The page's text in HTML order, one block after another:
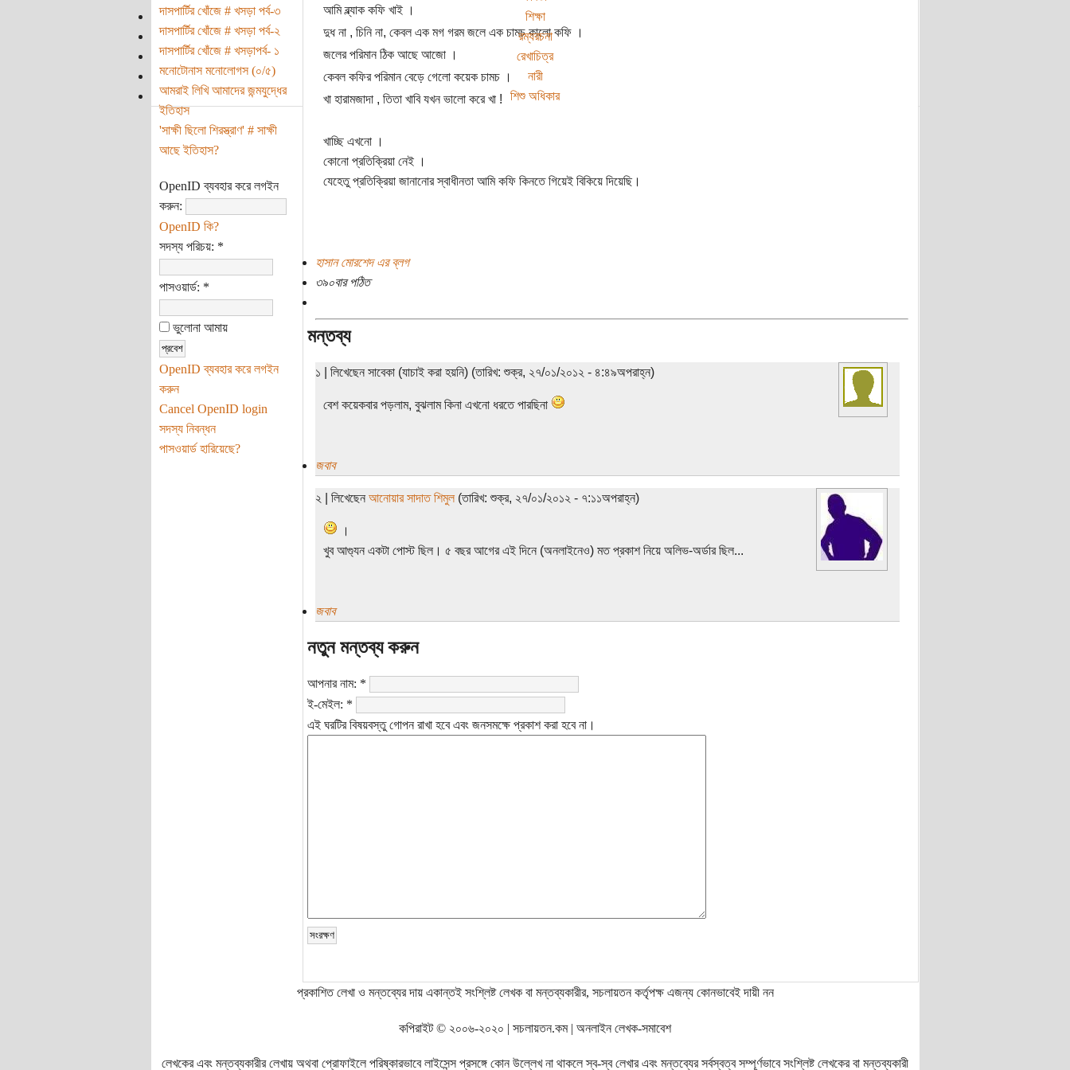
শিক্ষা
রম্যরচনা
রেখাচিত্র
নারী
শিশু অধিকার
দাসপার্টির খোঁজে # খসড়া পর্ব-৩
দাসপার্টির খোঁজে # খসড়া পর্ব-২
দাসপার্টির খোঁজে # খসড়াপর্ব- ১
মনোটোনাস মনোলোগস (০/৫)
আমরাই লিখি আমাদের জন্মযুদ্ধের
ইতিহাস
'সাক্ষী ছিলো শিরস্ত্রাণ' # সাক্ষী
আছে ইতিহাস?
OpenID ব্যবহার করে লগইন
করুন:
OpenID কি?
সদস্য পরিচয়: *
পাসওয়ার্ড: *
ভুলোনা আমায়
OpenID ব্যবহার করে লগইন
করুন
Cancel OpenID login
সদস্য নিবন্ধন
পাসওয়ার্ড হারিয়েছে?
আমি ব্ল্যাক কফি খাই ।
দুধ না , চিনি না, কেবল এক মগ গরম জলে এক চামচ কালো কফি ।
জলের পরিমান ঠিক আছে আজো ।
কেবল কফির পরিমান বেড়ে গেলো কয়েক চামচ ।
খা হারামজাদা , তিতা খাবি যখন ভালো করে খা !
খাচ্ছি এখনো ।
কোনো প্রতিক্রিয়া নেই ।
যেহেতু প্রতিক্রিয়া জানানোর স্বাধীনতা আমি কফি কিনতে গিয়েই বিকিয়ে দিয়েছি।
হাসান মোরশেদ এর ব্লগ
৩৯০বার পঠিত
মন্তব্য
১ | লিখেছেন সাবেকা (যাচাই করা হয়নি) (তারিখ: শুক্র, ২৭/০১/২০১২ - ৪:৪৯অপরাহ্ন)
বেশ কয়েকবার পড়লাম, বুঝলাম কিনা এখনো ধরতে পারছিনা
জবাব
২ | লিখেছেন আনোয়ার সাদাত শিমুল(তারিখ: শুক্র, ২৭/০১/২০১২ - ৭:১১অপরাহ্ন)
।
খুব আগ্যুন একটা পোস্ট ছিল। ৫ বছর আগের এই দিনে (অনলাইনেও) মত প্রকাশ নিয়ে অলিভ-অর্ডার ছিল...
জবাব
নতুন মন্তব্য করুন
আপনার নাম: *
ই-মেইল: *
এই ঘরটির বিষয়বস্তু গোপন রাখা হবে এবং জনসমক্ষে প্রকাশ করা হবে না।
প্রকাশিত লেখা ও মন্তব্যের দায় একান্তই সংশ্লিষ্ট লেখক বা মন্তব্যকারীর, সচলায়তন কর্তৃপক্ষ এজন্য কোনভাবেই দায়ী নন
কপিরাইট © ২০০৬-২০২০ | সচলায়তন.কম | অনলাইন লেখক-সমাবেশ
লেখকের এবং মন্তব্যকারীর লেখায় অথবা প্রোফাইলে পরিষ্কারভাবে লাইসেন্স প্রসঙ্গে কোন উল্লেখ না থাকলে স্ব-স্ব লেখার এবং মন্তব্যের সর্বস্বত্ব সম্পূর্ণভাবে সংশ্লিষ্ট লেখকের বা মন্তব্যকারী